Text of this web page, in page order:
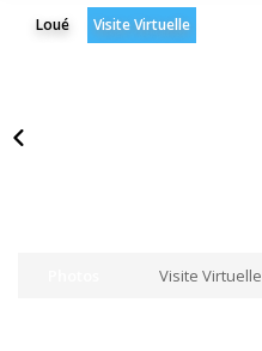
Loué Visite Virtuelle
Visite Virtuelle